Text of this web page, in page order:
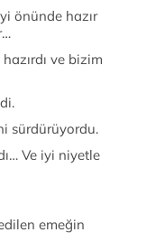
önünde hazır
ve bizim
sürdürüyordu.
Ve iyi niyetle
emeğin